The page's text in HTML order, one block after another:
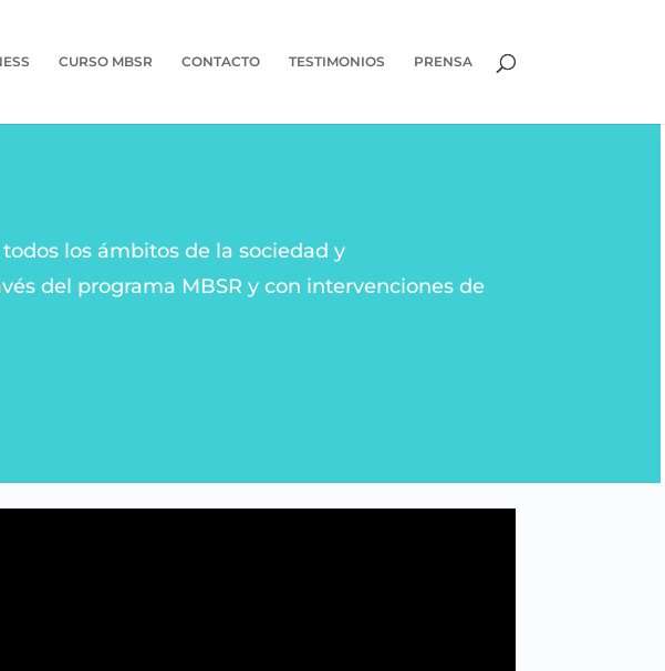
CURSO MBSR CONTACTO TESTIMONIOS PRENSA
los ámbitos de la sociedad y
del programa MBSR y con intervenciones de